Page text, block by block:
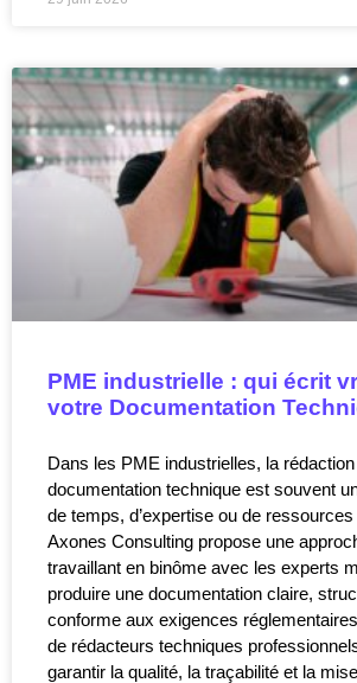
PME industrielle : qui écrit
votre Documentation
Dans les PME industrielles, la
documentation technique est souvent
de temps, d’expertise ou de
Axones Consulting propose une
travaillant en binôme avec les experts
produire une documentation claire,
conforme aux exigences
de rédacteurs techniques
garantir la qualité, la traçabilité et la